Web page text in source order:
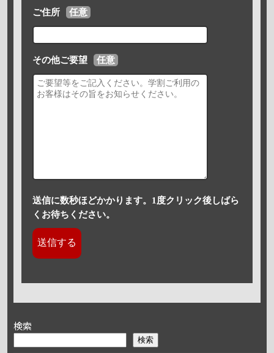
ご住所 任意
その他ご要望 任意
送信に数秒ほどかかります。1度クリック後しばら
くお待ちください。
検索
検索